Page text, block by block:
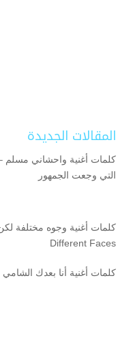
المقالات الجديدة
كلمات أغنية واحشاني مسلم
التي وجعت الجمهور
كلمات أغنية وجوه مختلفة
Different Faces
كلمات أغنية أنا بعدك